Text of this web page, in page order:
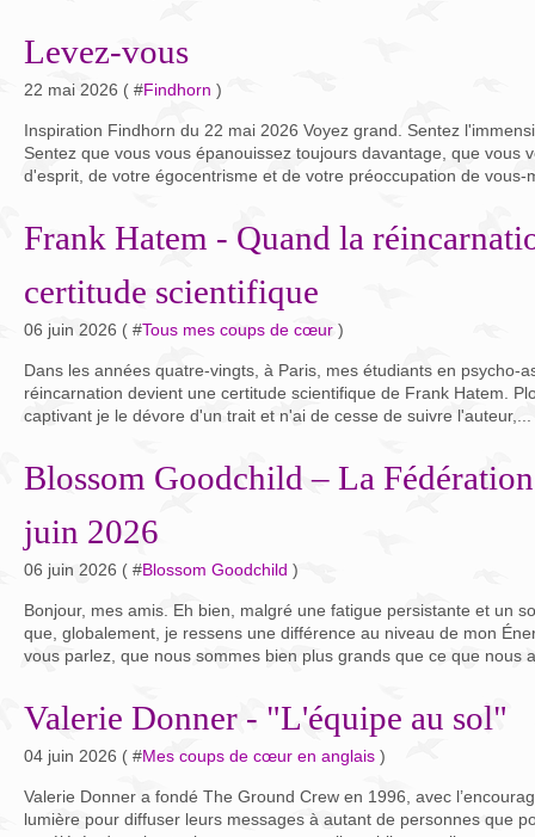
Levez-vous
22 mai 2026 ( #Findhorn )
Inspiration Findhorn du 22 mai 2026 Voyez grand. Sentez
Sentez que vous vous épanouissez toujours davantage, que vous
d'esprit, de votre égocentrisme et de votre préoccupation de vous-
Frank Hatem - Quand la
certitude scientifique
06 juin 2026 ( #Tous mes coups de cœur )
Dans les années quatre-vingts, à Paris, mes étudiants en psycho-
réincarnation devient une certitude scientifique de Frank Hatem.
captivant je le dévore d'un trait et n'ai de cesse de suivre l'auteur,...
Blossom Goodchild – La
juin 2026
06 juin 2026 ( #Blossom Goodchild )
Bonjour, mes amis. Eh bien, malgré une fatigue persistante et un
que, globalement, je ressens une différence au niveau de mon
vous parlez, que nous sommes bien plus grands que ce que nous
Valerie Donner - "L'équipe au sol"
04 juin 2026 ( #Mes coups de cœur en anglais )
Valerie Donner a fondé The Ground Crew en 1996, avec
lumière pour diffuser leurs messages à autant de personnes que